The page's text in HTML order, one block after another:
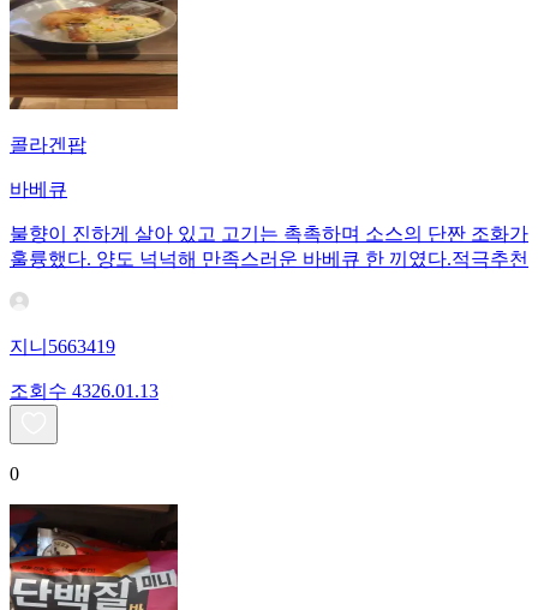
콜라겐팝
바베큐
불향이 진하게 살아 있고 고기는 촉촉하며 소스의 단짠 조화가
훌륭했다. 양도 넉넉해 만족스러운 바베큐 한 끼였다.적극추천
지니5663419
조회수 4326.01.13
0